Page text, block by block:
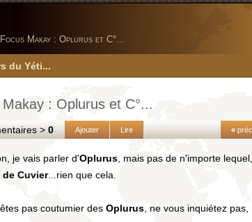
Focus Makay : Oplurus et C°...
du Yéti...
: Oplurus et C°...
>0 Ajouter Lire «
je vais parler d'Oplurus , mais pas de n'importe
de Cuvier...rien que cela.
pas coutumier des Oplurus , ne vous inquiétez